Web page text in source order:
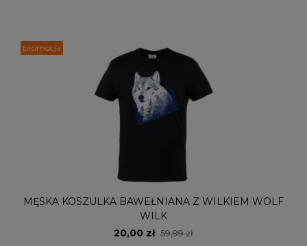
MĘSKA KOSZULKA BAWEŁNIANA Z WILKIEM WOLF
WILK
20,00 zł 59,99 zł
promocja